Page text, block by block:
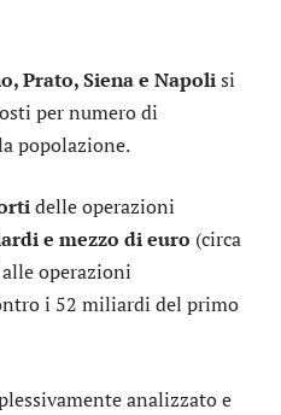
Prato, Siena e Napolisi
per numero di
popolazione.
delle operazioni
e mezzo di euro (circa
operazioni
i 52 miliardi del primo
analizzato e